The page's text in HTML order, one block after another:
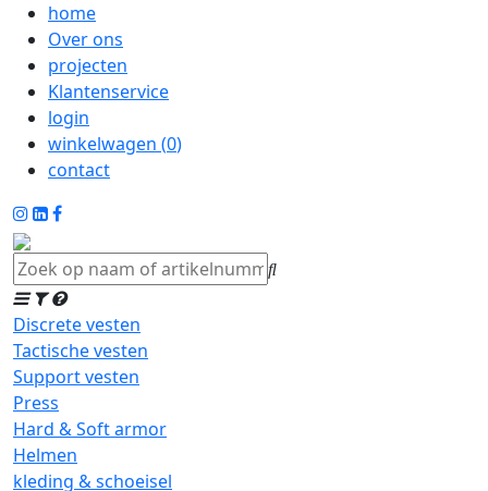
home
Over ons
projecten
Klantenservice
login
winkelwagen (0)
contact
Discrete vesten
Tactische vesten
Support vesten
Press
Hard & Soft armor
Helmen
kleding & schoeisel